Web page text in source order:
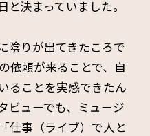
決まっていました。
陰りが出てきたころで
依頼が来ることで、自
ることを実感できたん
ビューでも、ミュージ
仕事（ライブ）で人と